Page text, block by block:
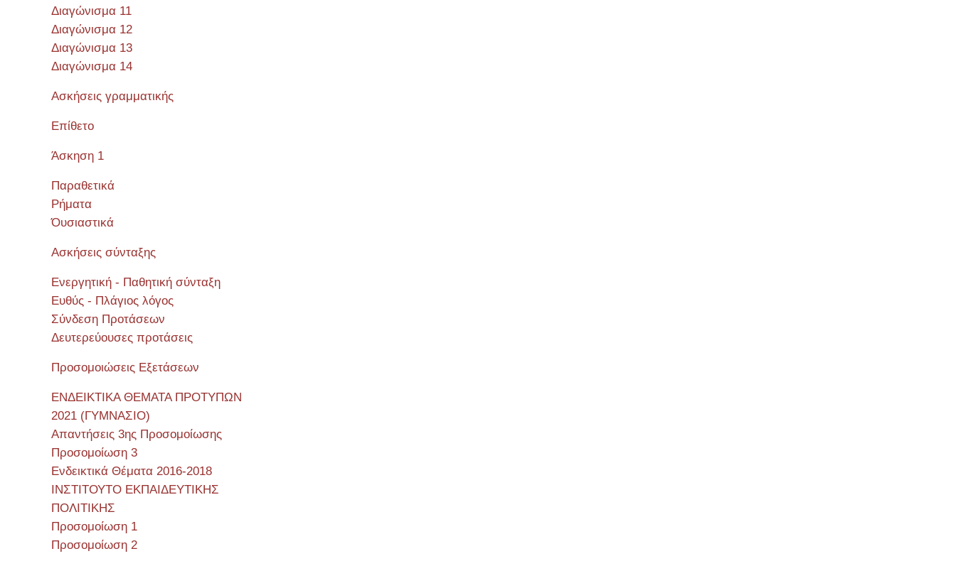
Διαγώνισμα 11
Διαγώνισμα 12
Διαγώνισμα 13
Διαγώνισμα 14
Ασκήσεις γραμματικής
Επίθετο
Άσκηση 1
Παραθετικά
Ρήματα
Όυσιαστικά
Ασκήσεις σύνταξης
Ενεργητική - Παθητική σύνταξη
Ευθύς - Πλάγιος λόγος
Σύνδεση Προτάσεων
Δευτερεύουσες προτάσεις
Προσομοιώσεις Εξετάσεων
ΕΝΔΕΙΚΤΙΚΑ ΘΕΜΑΤΑ ΠΡΟΤΥΠΩΝ
2021 (ΓΥΜΝΑΣΙΟ)
Απαντήσεις 3ης Προσομοίωσης
Προσομοίωση 3
Ενδεικτικά Θέματα 2016-2018
ΙΝΣΤΙΤΟΥΤΟ ΕΚΠΑΙΔΕΥΤΙΚΗΣ
ΠΟΛΙΤΙΚΗΣ
Προσομοίωση 1
Προσομοίωση 2